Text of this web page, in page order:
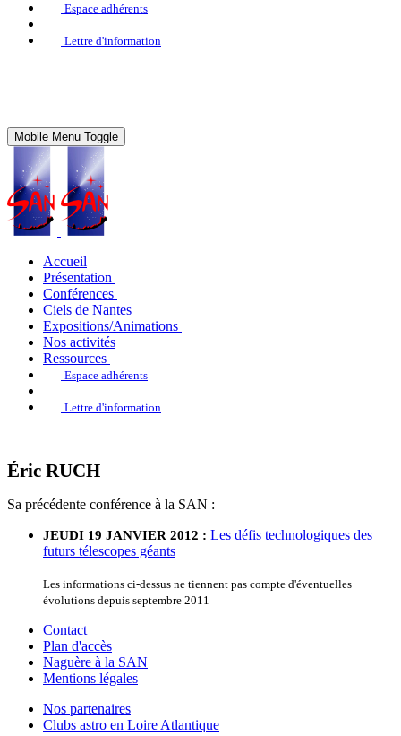
Espace adhérents
Lettre d'information
Mobile Menu Toggle
Accueil
Présentation
Conférences
Ciels de Nantes
Expositions/Animations
Nos activités
Ressources
Espace adhérents
Lettre d'information
Éric RUCH
Sa précédente conférence à la SAN :
JEUDI 19 JANVIER 2012 : Les défis technologiques des
futurs télescopes géants
Les informations ci-dessus ne tiennent pas compte d'éventuelles
évolutions depuis septembre 2011
Contact
Plan d'accès
Naguère à la SAN
Mentions légales
Nos partenaires
Clubs astro en Loire Atlantique